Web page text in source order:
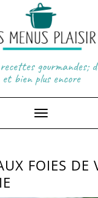
gourmandes;
et bien plus encore
Toggle
Navigation
FOIES DE